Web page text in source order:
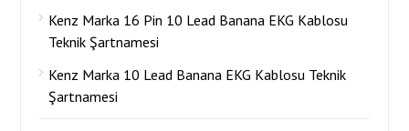
Kenz Marka 16 Pin 10 Lead Banana EKG Kablosu
Teknik Şartnamesi
Kenz Marka 10 Lead Banana EKG Kablosu Teknik
Şartnamesi